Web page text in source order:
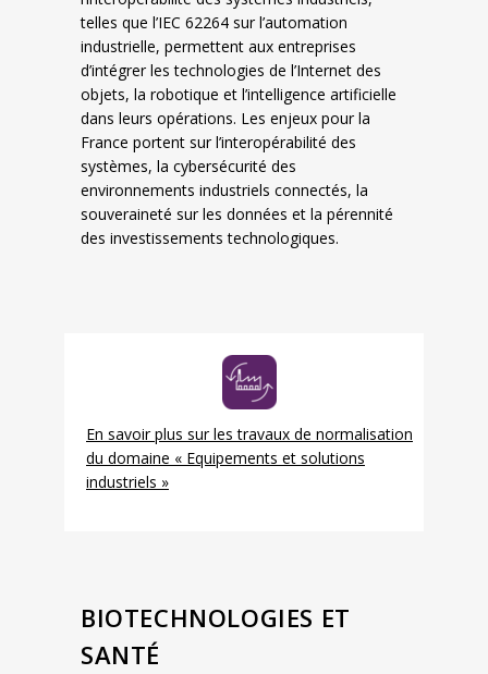
telles que l’IEC 62264 sur l’automation
industrielle, permettent aux entreprises
d’intégrer les technologies de l’Internet des
objets, la robotique et l’intelligence artificielle
dans leurs opérations. Les enjeux pour la
France portent sur l’interopérabilité des
systèmes, la cybersécurité des
environnements industriels connectés, la
souveraineté sur les données et la pérennité
des investissements technologiques.
En savoir plus sur les travaux de normalisation
du domaine « Equipements et solutions
industriels »
BIOTECHNOLOGIES ET
SANTÉ